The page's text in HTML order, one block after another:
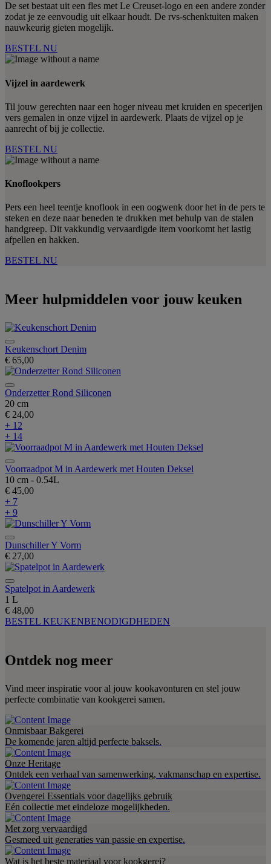
De set bestaat uit een fles met Le Creuset-logo en een andere zonder
zodat je ze eenvoudig uit elkaar houdt. De rvs-schenktuiten maken
nauwkeurig gieten mogelijk.
BESTEL NU
Vijzel in aardewerk
Til jouw gerechten naar een hoger niveau met kruiden en specerijen
vers gemalen in onze vijzel in aardewerk. Plaats de vijzel op je
aanrecht of bij je collectie.
BESTEL NU
Knoflookpers
Pers een heel teentje knoflook in een oogwenk door het in de pers te
steken en deze naar beneden te drukken met behulp van de stalen
handgreep. Dit vakkundig vervaardigde item voorkomt het lastig
afpellen en hakken.
BESTEL NU
Meer hulpmiddelen voor jouw keuken
Keukenschort Denim
€ 65,00
Onderzetter Rond Siliconen
20 cm
€ 24,00
+ 12
+ 14
Voorraadpot M in Aardewerk met Houten Deksel
10 cm - 0.54L
€ 45,00
+ 7
+ 9
Dunschiller Y Vorm
€ 27,00
Spatelpot in Aardewerk
1 L
€ 48,00
BESTEL KEUKENBENODIGDHEDEN
Ontdek nog meer
Vind meer inspiratie voor al jouw kookavonturen en stel jouw
perfecte combinatie van kookgerei samen.
Onmisbaar Bakgerei
De komende jaren altijd perfecte baksels.
Onze Heritage
Ontdek een verhaal van samenwerking, vakmanschap en expertise.
Ovengerei Essentials voor dagelijks gebruik
Eén collectie met eindeloze mogelijkheden.
Met zorg vervaardigd
Gesmeed uit generaties van passie en expertise.
Wat is het beste materiaal voor kookgerei?